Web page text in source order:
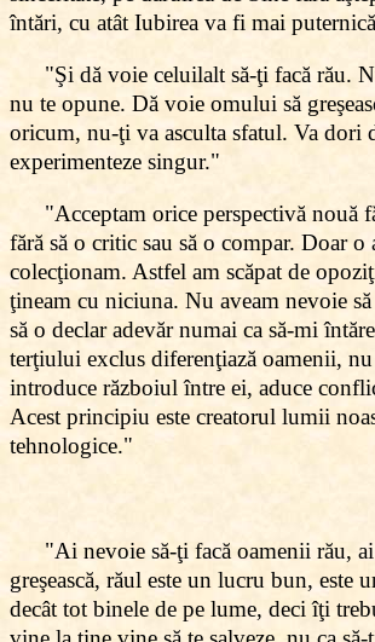
întări, cu atât Iubirea va fi mai
"Şi dă voie celuilalt să-ţi facă rău.
nu te opune. Dă voie omului să
oricum, nu-ţi va asculta sfatul. Va dori
experimenteze singur."
"Acceptam orice perspectivă nouă
fără să o critic sau să o compar. Doar o
colecţionam. Astfel am scăpat de
ţineam cu niciuna. Nu aveam nevoie
să o declar adevăr numai ca să-mi
terţiului exclus diferenţiază oamenii,
introduce războiul între ei, aduce
Acest principiu este creatorul lumii
tehnologice."
"Ai nevoie să-ţi facă oamenii rău,
greşească, răul este un lucru bun, este
decât tot binele de pe lume, deci îţi